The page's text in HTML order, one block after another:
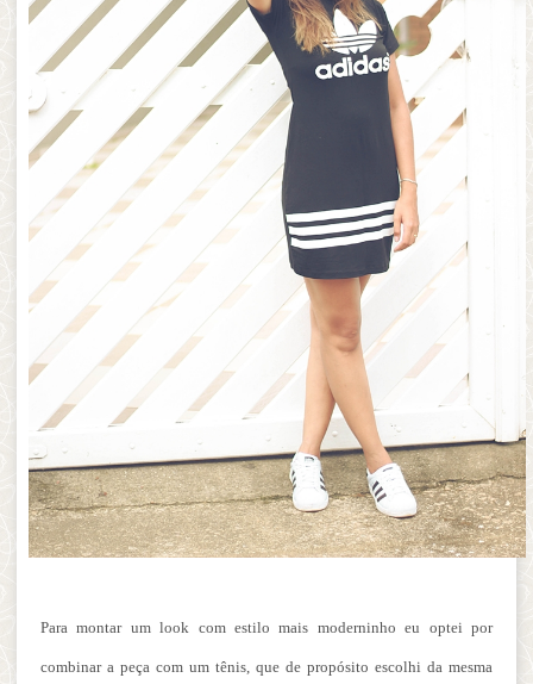
Para montar um look com estilo mais moderninho eu optei por
combinar a peça com um tênis, que de propósito escolhi da mesma